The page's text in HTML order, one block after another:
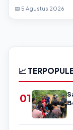
📅 5 Agustus 2026
📈
01